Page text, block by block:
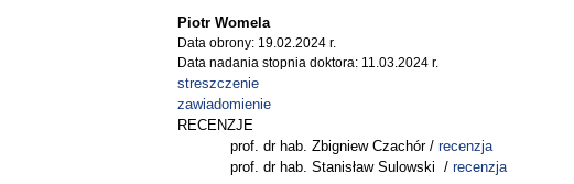
Piotr Womela
Data obrony: 19.02.2024 r.
Data nadania stopnia doktora: 11.03.2024 r.
streszczenie
zawiadomienie
RECENZJE
prof. dr hab. Zbigniew Czachór / recenzja
prof. dr hab. Stanisław Sulowski / recenzja